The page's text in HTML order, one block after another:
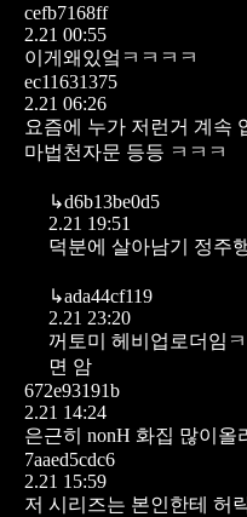
cefb7168ff
2.21 00:55
이게왜있엌ㅋㅋㅋㅋ
ec11631375
2.21 06:26
요즘에 누가 저런거 계속
마법천자문 등등 ㅋㅋㅋ
↳d6b13be0d5
2.21 19:51
덕분에 살아남기 정주
↳ada44cf119
2.21 23:20
꺼토미 헤비업로더임
면 암
672e93191b
2.21 14:24
은근히 nonH 화집 많이올
7aaed5cdc6
2.21 15:59
저 시리즈는 본인한테 허